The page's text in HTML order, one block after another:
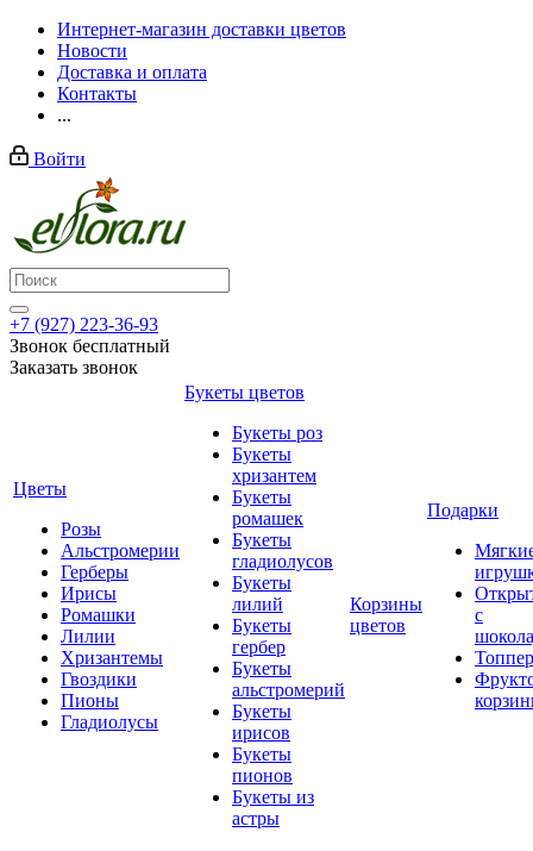
Интернет-магазин доставки цветов
Новости
Доставка и оплата
Контакты
...
Войти
+7 (927) 223-36-93
Звонок бесплатный
Заказать звонок
Цветы
Розы
Альстромерии
Герберы
Ирисы
Ромашки
Лилии
Хризантемы
Гвоздики
Пионы
Гладиолусы
Букеты цветов
Букеты роз
Букеты
хризантем
Букеты
ромашек
Букеты
гладиолусов
Букеты
лилий
Букеты
гербер
Букеты
альстромерий
Букеты
ирисов
Букеты
пионов
Букеты из
астры
Корзины
цветов
Подарки
с